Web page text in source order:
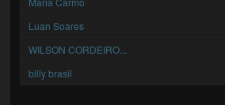
Luan Soares
WILSON CORDEIRO...
billy brasil